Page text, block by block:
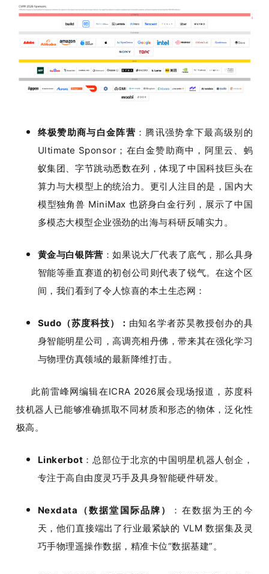
终极赞助商与白金阵营 ：腾讯强势拿下最高级别的
Ultimate Sponsor；在白金赞助商中，阿里云、蚂
蚁集团、字节跳动悉数在列，体现了中国科技巨头在
算力与大模型上的统治力。更引人注目的是，国内大
模型独角兽 MiniMax 也跻身白金行列，展示了中国
多模态大模型企业强劲的出海与科研反哺实力。
黄金与白银阵营 ：如果说大厂代表了底气，那么具身
智能等垂直赛道的初创公司则代表了锐气。在这个区
间，我们看到了令人惊喜的本土生态网：
Sudo（苏度科技） ： 由知名学者苏昊教授创办的具
身智能明星公司，高调亮相丹佛，带来其在强化学习
与物理仿真领域的最新降维打击。
此前雷峰网编辑在ICRA 2026展会现场报道，苏度科
技机器人已能够准确抓取不同材质和形态的物体，泛化性
极高。
Linkerbot ：总部位于北京的中国明星机器人创企，
专注于高自由度灵巧手及具身智能硬件研发。
Nexdata（数据堂国际品牌）
：在数据为王的今
天，他们直接端出了行业最紧缺的 VLM 数据集及灵
巧手物理遥操作数据，精准卡位“数据基建”。